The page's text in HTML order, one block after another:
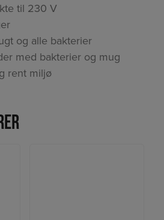
til 230 V
og alle bakterier
med bakterier og mug
rent miljø